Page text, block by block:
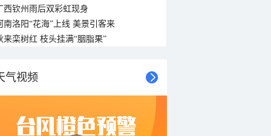
西钦州雨后双彩虹现身
南洛阳“花海”上线 美景引客来
来栾树红 枝头挂满“胭脂果”
气视频